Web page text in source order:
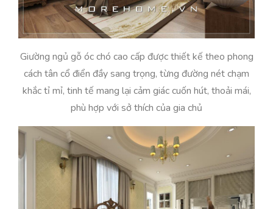
Giường ngủ gỗ óc chó cao cấp được thiết kế theo phong
cách tân cổ điển đầy sang trọng, từng đường nét chạm
khắc tỉ mỉ, tinh tế mang lại cảm giác cuốn hút, thoải mái,
phù hợp với sở thích của gia chủ